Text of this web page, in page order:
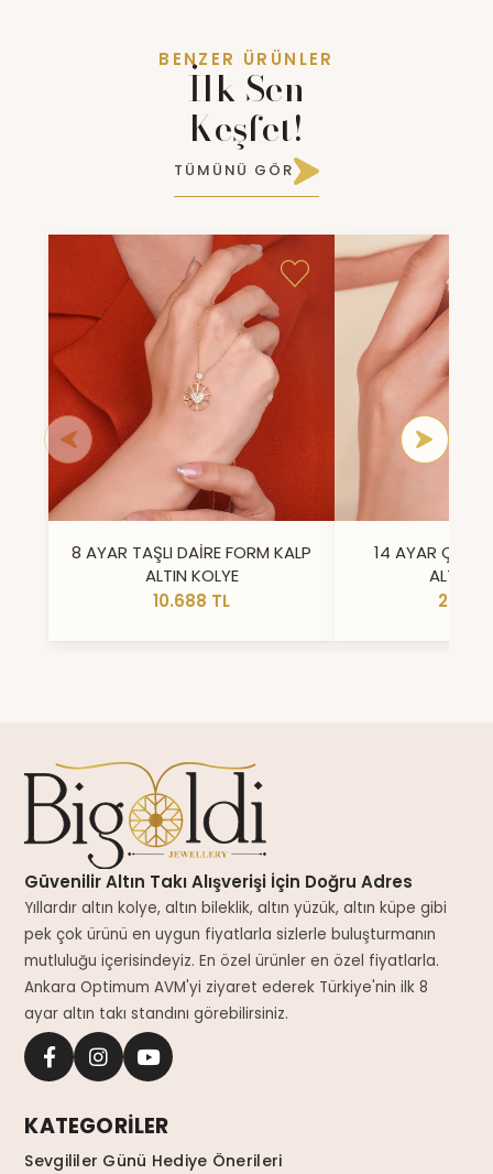
BENZER ÜRÜNLER
İlk Sen
Keşfet!
TÜMÜNÜ GÖR
8 AYAR TAŞLI DAİRE FORM KALP
ALTIN KOLYE
10.688 TL
14 AYAR ÇİFT
ALTIN
Güvenilir Altın Takı Alışverişi İçin Doğru Adres
Yıllardır altın kolye, altın bileklik, altın yüzük, altın küpe gibi
pek çok ürünü en uygun fiyatlarla sizlerle buluşturmanın
mutluluğu içerisindeyiz. En özel ürünler en özel fiyatlarla.
Ankara Optimum AVM'yi ziyaret ederek Türkiye'nin ilk 8
ayar altın takı standını görebilirsiniz.
KATEGORİLER
Sevgililer Günü Hediye Önerileri